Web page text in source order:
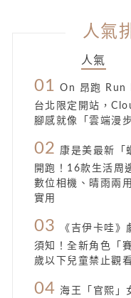
人氣
人氣
01 On 昂跑 Run
台北限定開站，
腳感就像「雲端漫步
02
康是美最新「
開跑！16款生活周
數位相機、晴雨兩
實用
03
《吉伊卡哇》
須知！全新角色「
歲以下兒童禁止觀
04 海王「官熙」